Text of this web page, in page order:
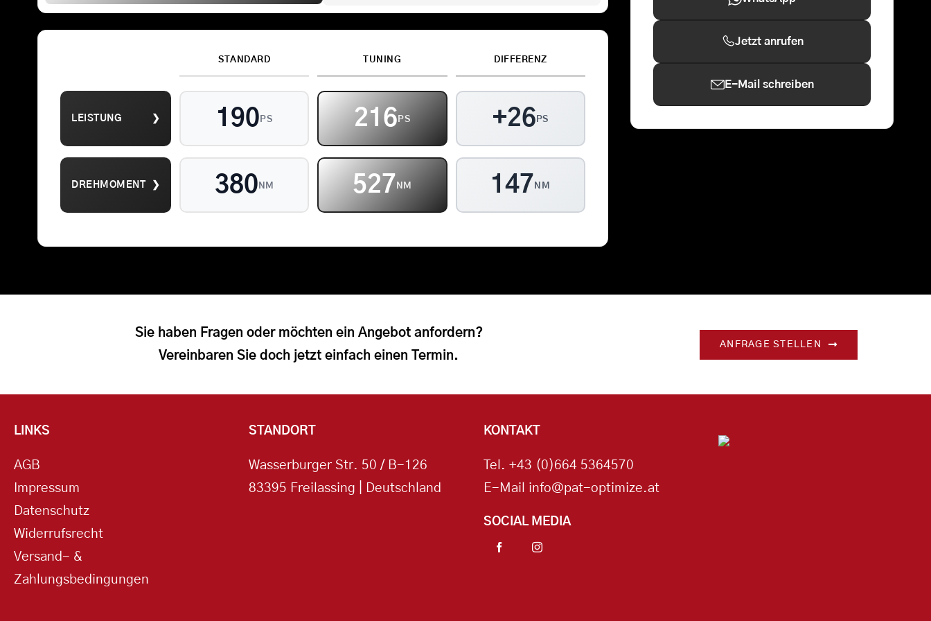
Kontakt
STANDARD TUNING DIFFERENZ
LEISTUNG ❯ 190 PS 216 PS +26 PS
DREHMOMENT ❯ 380 NM 527 NM 147 NM
Jetzt anrufen
E-Mail schreiben
Sie haben Fragen oder möchten ein Angebot anfordern?
Vereinbaren Sie doch jetzt einfach einen Termin.
ANFRAGE STELLEN
LINKS
AGB
Impressum
Datenschutz
Widerrufsrecht
Versand- &
Zahlungsbedingungen
STANDORT
Wasserburger Str. 50 / B-126
83395 Freilassing | Deutschland
KONTAKT
Tel.+43 (0)664 5364570
E-Mail info@pat-optimize.at
SOCIAL MEDIA